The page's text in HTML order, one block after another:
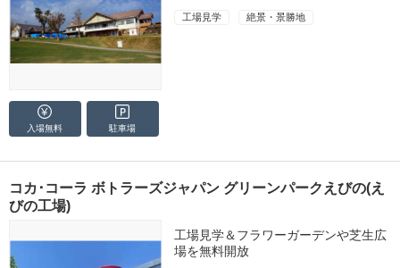
工場見学 絶景・景勝地
入場無料 駐車場
コカ･コーラ ボトラーズジャパン グリーンパークえびの(え
びの工場)
工場見学＆フラワーガーデンや芝生広
場を無料開放